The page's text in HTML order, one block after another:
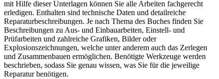
mit Hilfe dieser Unterlagen können Sie alle Arbeiten fachgerecht
erledigen. Enthalten sind technische Daten und detailreiche
Reparaturbeschreibungen. Je nach Thema des Buches finden Sie
Beschreibungen zu Aus- und Einbauarbeiten, Einstell- und
Prüfarbeiten und zahlreiche Grafiken, Bilder oder
Explosionszeichnungen, welche unter anderem auch das Zerlegen
und Zusammenbauen ermöglichen. Benötigte Werkzeuge werden
beschrieben, sodass Sie genau wissen, was Sie für die jeweilige
Reparatur benötigen.